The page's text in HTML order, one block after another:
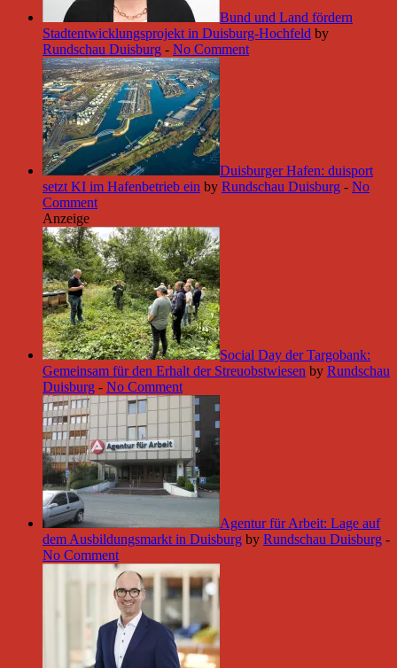
Bund und Land fördern
Stadtentwicklungsprojekt in Duisburg-Hochfeld by
Rundschau Duisburg - No Comment
Duisburger Hafen: duisport
setzt KI im Hafenbetrieb ein by Rundschau Duisburg - No
Comment
Anzeige
Social Day der Targobank:
Gemeinsam für den Erhalt der Streuobstwiesen by Rundschau
Duisburg - No Comment
Agentur für Arbeit: Lage auf
dem Ausbildungsmarkt in Duisburg by Rundschau Duisburg -
No Comment